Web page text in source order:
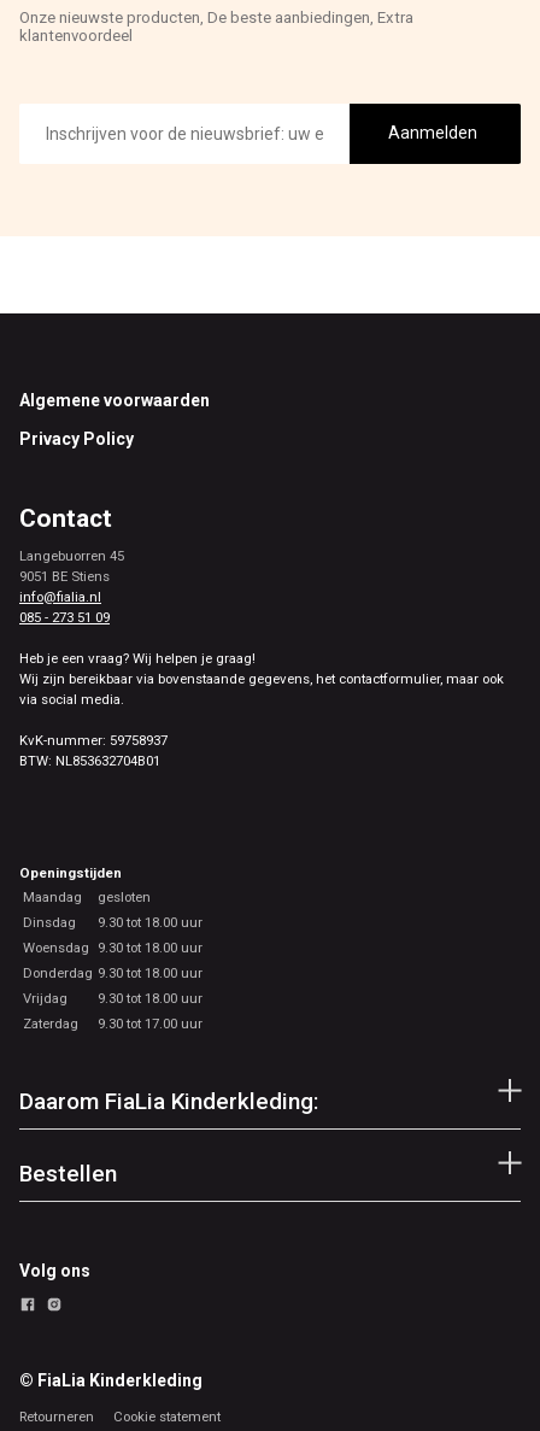
Onze nieuwste producten, De beste aanbiedingen, Extra
klantenvoordeel
mailadres
Aanmelden
Footer
Algemene voorwaarden
Privacy Policy
Contact
Langebuorren 45
9051 BE Stiens
info@fialia.nl
085 - 273 51 09
Heb je een vraag? Wij helpen je graag!
Wij zijn bereikbaar via bovenstaande gegevens, het contactformulier, maar ook
via social media.
KvK-nummer: 59758937
BTW: NL853632704B01
Openingstijden
Maandag
gesloten
Dinsdag
9.30 tot 18.00 uur
Woensdag
9.30 tot 18.00 uur
Donderdag 9.30 tot 18.00 uur
Vrijdag
9.30 tot 18.00 uur
Zaterdag
9.30 tot 17.00 uur
Daarom FiaLia Kinderkleding:
Bestellen
Volg ons
© FiaLia Kinderkleding
Retourneren Cookie statement